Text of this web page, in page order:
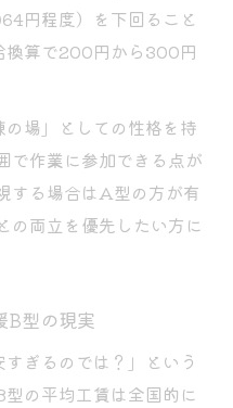
円程度）を下回ること
換算で200円から300円
場」としての性格を持
で作業に参加できる点が
する場合はA型の方が有
の両立を優先したい方に
B型の現実
ぎるのでは？」という
の平均工賃は全国的に